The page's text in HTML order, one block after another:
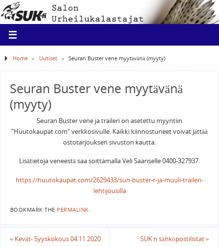
Home » Uutiset » Seuran Buster vene myytävänä (myyty)
Seuran Buster vene myytävänä
(myyty)
Seuran Buster vene ja traileri on asetettu myyntiin
”Huutokaupat.com” verkkosivulle. Kaikki kiinnostuneet voivat jättää
ostotarjouksen sivuston kautta.
Lisätietoja veneestä saa soittamalla Veli Saariselle 0400-327937.
https://huutokaupat.com/2629433/sun-buster-r-ja-muuli-traileri-
lehtijousilla
BOOKMARK THE PERMALINK.
« Kevät- Syyskokous 04.11.2020 SUK:n sähköpostilistat»